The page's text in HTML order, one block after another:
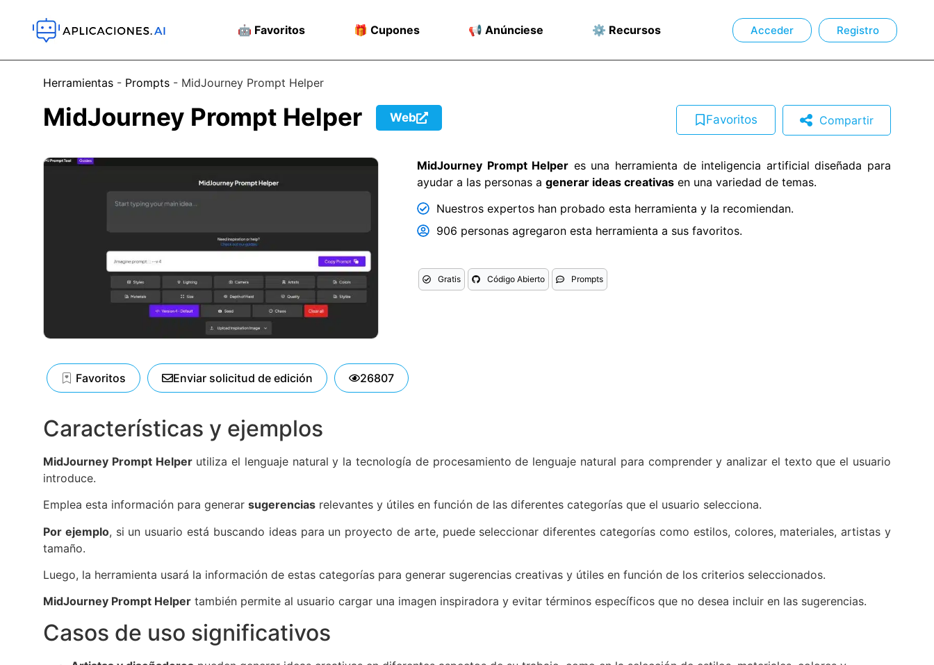
🤖 Favoritos 🎁 Cupones 📢 Anúnciese ⚙️ Recursos Acceder Registro
Herramientas - Prompts - MidJourney Prompt Helper
MidJourney Prompt Helper Web Favoritos Compartir
MidJourney Prompt Helper es una herramienta de inteligencia artificial diseñada para
ayudar a las personas a generar ideas creativas en una variedad de temas.
Nuestros expertos han probado esta herramienta y la recomiendan.
906 personas agregaron esta herramienta a sus favoritos.
Gratis Código Abierto Prompts
Favoritos Enviar solicitud de edición 26807
Características y ejemplos
MidJourney Prompt Helperutiliza el lenguaje natural y la tecnología de procesamiento de lenguaje natural para comprender y analizar el texto que el usuario
introduce.
Emplea esta información para generar sugerencias relevantes y útiles en función de las diferentes categorías que el usuario selecciona.
Por ejemplo, si un usuario está buscando ideas para un proyecto de arte, puede seleccionar diferentes categorías como estilos, colores, materiales, artistas y
tamaño.
Luego, la herramienta usará la información de estas categorías para generar sugerencias creativas y útiles en función de los criterios seleccionados.
MidJourney Prompt Helper también permite al usuario cargar una imagen inspiradora y evitar términos específicos que no desea incluir en las sugerencias.
Casos de uso significativos